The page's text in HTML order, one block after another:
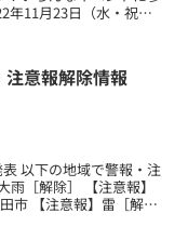
年11月23日（水・祝）
注意報解除情報
以下の地域で警報・注
［解除］ 【注意報】
市 【注意報】雷［解